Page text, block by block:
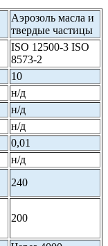
Аэрозоль масла и
твердые частицы
ISO 12500-3 ISO
8573-2
10
н/д
н/д
н/д
0,01
н/д
240
200